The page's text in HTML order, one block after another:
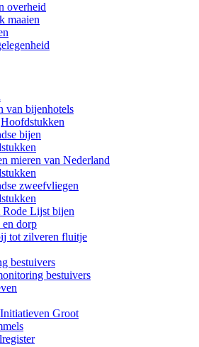
overheid
maaien
van bijenhotels
Hoofdstukken
bijen
mieren van Nederland
zweefvliegen
Rode Lijst bijen
dorp
tot zilveren fluitje
bestuivers
bestuivers
Groot